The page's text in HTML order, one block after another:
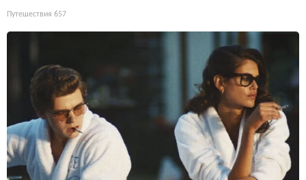
Путешествия 657